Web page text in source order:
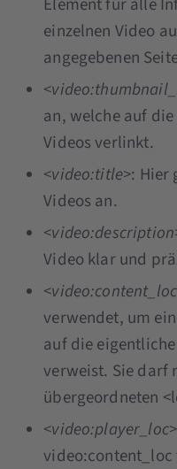
einzelnen Video
angegebenen
an, welche auf
Videos verlinkt.
<video:title>: Hier
Videos an.
Video klar und
verwendet, um
auf die
verweist. Sie darf
übergeordneten
<video:player_loc>
video:content_loc